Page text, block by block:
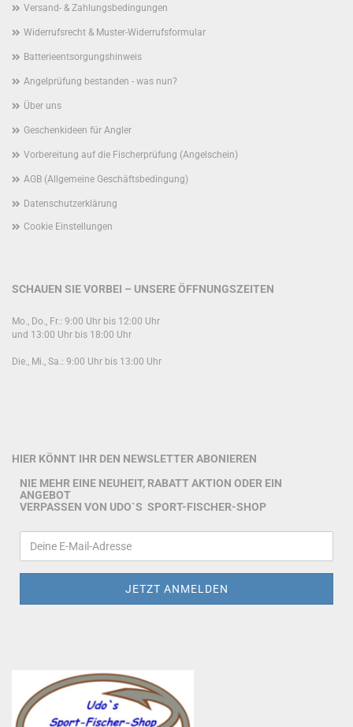
Versand- & Zahlungsbedingungen
Widerrufsrecht & Muster-Widerrufsformular
Batterieentsorgungshinweis
Angelprüfung bestanden - was nun?
Über uns
Geschenkideen für Angler
Vorbereitung auf die Fischerprüfung (Angelschein)
AGB (Allgemeine Geschäftsbedingung)
Datenschutzerklärung
Cookie Einstellungen
SCHAUEN SIE VORBEI – UNSERE ÖFFNUNGSZEITEN
Mo., Do., Fr.: 9:00 Uhr bis 12:00 Uhr
und 13:00 Uhr bis 18:00 Uhr
Die., Mi., Sa.: 9:00 Uhr bis 13:00 Uhr
HIER KÖNNT IHR DEN NEWSLETTER ABONIEREN
NIE MEHR EINE NEUHEIT, RABATT AKTION ODER EIN
ANGEBOT
VERPASSEN VON UDO`S SPORT-FISCHER-SHOP